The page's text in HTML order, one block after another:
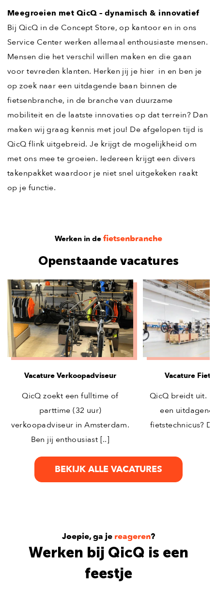
Meegroeien met QicQ – dynamisch & innovatief
Bij QicQ in de Concept Store, op kantoor en in ons
Service Center werken allemaal enthousiaste mensen.
Mensen die het verschil willen maken en die gaan
voor tevreden klanten. Herken jij je hier in en ben je
op zoek naar een uitdagende baan binnen de
fietsenbranche, in de branche van duurzame
mobiliteit en de laatste innovaties op dat terrein? Dan
maken wij graag kennis met jou! De afgelopen tijd is
QicQ flink uitgebreid. Je krijgt de mogelijkheid om
met ons mee te groeien. Iedereen krijgt een divers
takenpakket waardoor je niet snel uitgekeken raakt
op je functie.
Werken in de fietsenbranche
Openstaande vacatures
Vacature Verkoopadviseur
QicQ zoekt een fulltime of
parttime (32 uur)
verkoopadviseur in Amsterdam.
Ben jij enthousiast [..]
Vacature
QicQ breidt uit.
een
fietstechnicus?
BEKIJK ALLE VACATURES
Joepie, ga je reageren?
Werken bij QicQ is een
feestje